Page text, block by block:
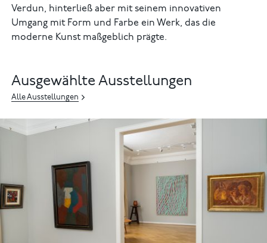
Verdun, hinterließ aber mit seinem innovativen
Umgang mit Form und Farbe ein Werk, das die
moderne Kunst maßgeblich prägte.
Ausgewählte Ausstellungen
Alle Ausstellungen